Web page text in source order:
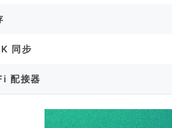
同步
配接器